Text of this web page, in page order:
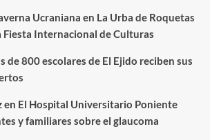
Ucraniana en La Urba de Roquetas
Fiesta Internacional de Culturas
de 800 escolares de El Ejido reciben sus
en El Hospital Universitario Poniente
y familiares sobre el glaucoma